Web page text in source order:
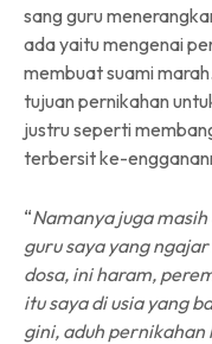
sang guru
ada yaitu mengenai
membuat suami
tujuan pernikahan
justru seperti
terbersit ke-
“Namanya juga
guru saya yang
dosa, ini haram,
itu saya di usia yang
gini, aduh